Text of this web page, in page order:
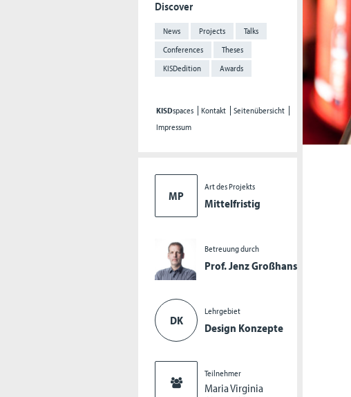
Discover
News Projects
Talks
Conferences
Theses
KISDedition
Awards
KISDspaces Kontakt
Seitenübersicht
Impressum
MP
Art des Projekts
Mittelfristig
Betreuung durch
Prof. Jenz Großhans
DK
Lehrgebiet
Design Konzepte
Teilnehmer
Maria Virginia